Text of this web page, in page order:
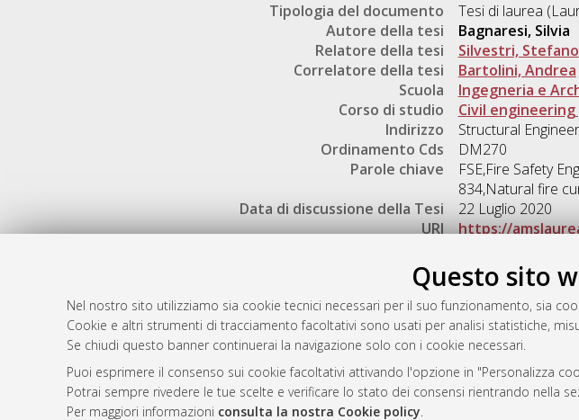
Questo sito
Nel nostro sito utilizziamo sia cookie tecnici necessari per il suo funzionamento, sia
Cookie e altri strumenti di tracciamento facoltativi sono usati per analisi statistiche,
Se chiudi questo banner continuerai la navigazione solo con i cookie necessari.
Puoi esprimere il consenso sui cookie facoltativi attivando l'opzione in "Personalizza
Potrai sempre rivedere le tue scelte e verificare lo stato dei consensi rientrando nella
Per maggiori informazioni consulta la nostra Cookie policy.
Tipologia del documento
Tesi di laurea
Autore della tesi
Bagnaresi, Silvia
Relatore della tesi
Silvestri, Stefano
Correlatore della tesi
Bartolini, Andrea
Scuola
Ingegneria e
Corso di studio
Civil engineering
Indirizzo
Structural
Ordinamento Cds
DM270
Parole chiave
FSE,Fire Safety
834,Natural fire
Data di discussione della Tesi
22 Luglio 2020
URI
https://
Gestione
Atom
Rss 1.0
Rss 2.0
AMS Laurea
Servizio implementato e gestito da
Impostazioni Cookie
Informativa sulla privacy